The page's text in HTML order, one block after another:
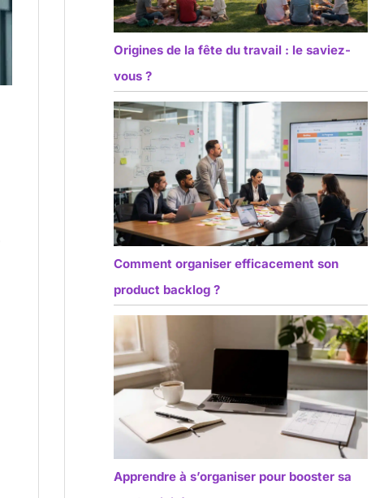
Origines de la fête du travail : le saviez-
vous ?
Comment organiser efficacement son
product backlog ?
Apprendre à s’organiser pour booster sa